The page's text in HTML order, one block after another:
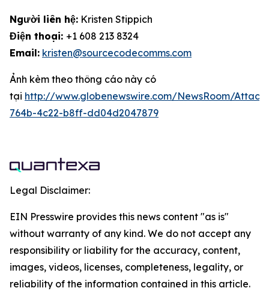
Người liên hệ: Kristen Stippich
Điện thoại: +1 608 213 8324
Email: kristen@sourcecodecomms.com
Ảnh kèm theo thông cáo này có
tại http://www.globenewswire.com/NewsRoom/
764b-4c22-b8ff-dd04d2047879
Legal Disclaimer:
EIN Presswire provides this news content "as is"
without warranty of any kind. We do not accept any
responsibility or liability for the accuracy, content,
images, videos, licenses, completeness, legality, or
reliability of the information contained in this article.